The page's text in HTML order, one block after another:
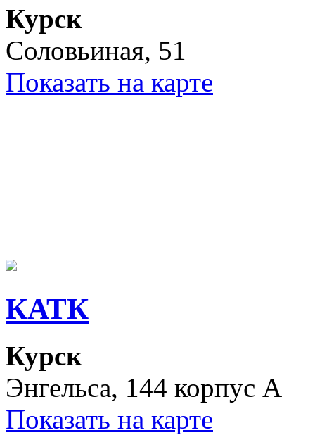
Курск
Соловьиная, 51
Показать на карте
КАТК
Курск
Энгельса, 144 корпус A
Показать на карте